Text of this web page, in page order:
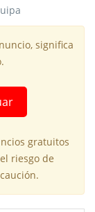
significa
gratuitos
riesgo de